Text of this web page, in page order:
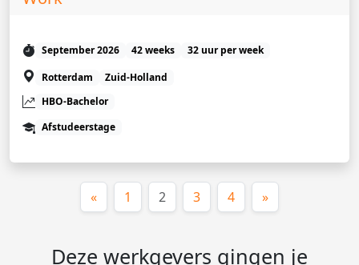
September 2026 42 weeks
32 uur per week
Rotterdam
Zuid-Holland
HBO-Bachelor
Afstudeerstage
« 1 2 (huidige)
3 4 »
Deze werkgevers gingen je